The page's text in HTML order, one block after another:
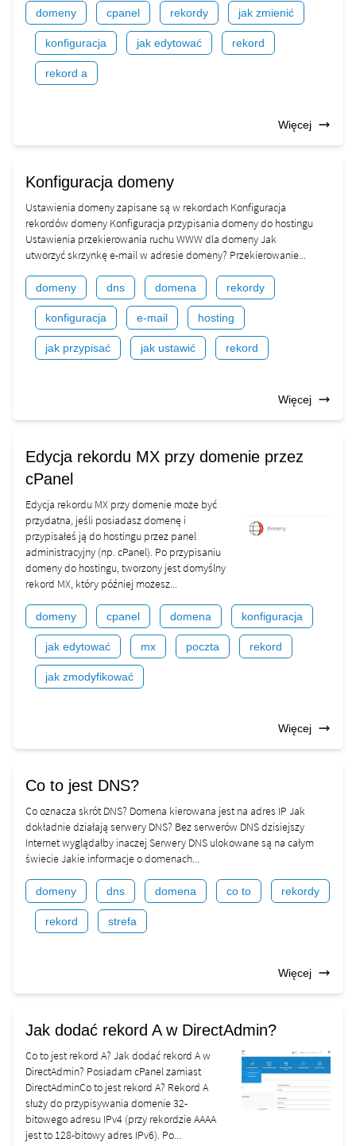
domeny cpanel rekordy jak zmienić
konfiguracja jak edytować rekord
rekord a
Więcej
Konfiguracja domeny
Ustawienia domeny zapisane są w rekordach Konfiguracja
rekordów domeny Konfiguracja przypisania domeny do hostingu
Ustawienia przekierowania ruchu WWW dla domeny Jak
utworzyć skrzynkę e-mail w adresie domeny? Przekierowanie...
domeny dns domena rekordy
konfiguracja e-mail hosting
jak przypisać jak ustawić rekord
Więcej
Edycja rekordu MX przy domenie przez
cPanel
Edycja rekordu MX przy domenie może być
przydatna, jeśli posiadasz domenę i
przypisałeś ją do hostingu przez panel
administracyjny (np. cPanel). Po przypisaniu
domeny do hostingu, tworzony jest domyślny
rekord MX, który później możesz...
domeny cpanel domena konfiguracja
jak edytować mx poczta rekord
jak zmodyfikować
Więcej
Co to jest DNS?
Co oznacza skrót DNS? Domena kierowana jest na adres IP Jak
dokładnie działają serwery DNS? Bez serwerów DNS dzisiejszy
Internet wyglądałby inaczej Serwery DNS ulokowane są na całym
świecie Jakie informacje o domenach...
domeny dns domena co to rekordy
rekord strefa
Więcej
Jak dodać rekord A w DirectAdmin?
Co to jest rekord A? Jak dodać rekord A w
DirectAdmin? Posiadam cPanel zamiast
DirectAdminCo to jest rekord A? Rekord A
służy do przypisywania domenie 32-
bitowego adresu IPv4 (przy rekordzie AAAA
jest to 128-bitowy adres IPv6). Po...